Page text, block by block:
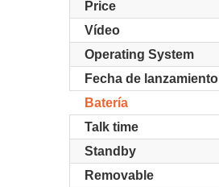
Price
Vídeo
Operating System
Fecha de lanzamiento
Batería
Talk time
Standby
Removable